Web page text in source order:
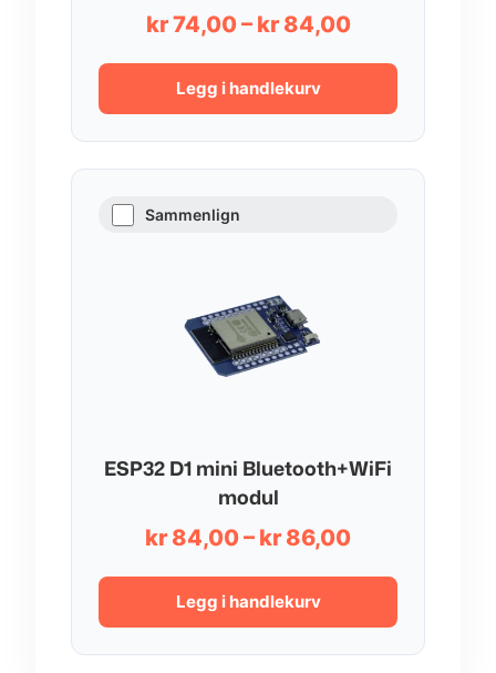
kr74,00– kr84,00Prisområde:
kr 74,00
kr 84,00
Legg i handlekurv
Sammenlign
ESP32 D1 mini Bluetooth+WiFi
modul
kr 84,00– kr 86,00Prisområde:
kr 86,00
Legg i handlekurv